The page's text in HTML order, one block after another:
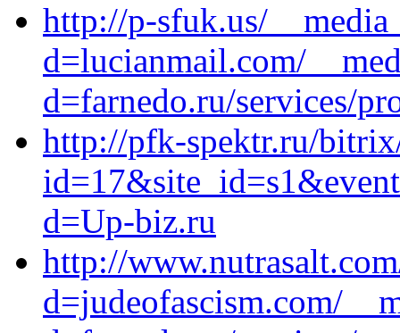
http://p-sfuk.us/
d=lucianmail.com/
d=farnedo.ru/services/
http://pfk-spektr.ru/
d=Up-biz.ru
http://
d=judeofascism.com/